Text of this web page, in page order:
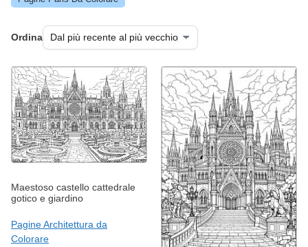
Ordina
Maestoso castello cattedrale
gotico e giardino
Pagine Architettura da
Colorare